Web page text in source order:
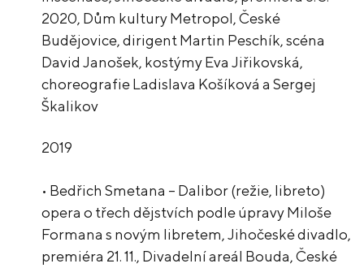
2020, Dům kultury Metropol, České
Budějovice, dirigent Martin Peschík, scéna
David Janošek, kostýmy Eva Jiřikovská,
choreografie Ladislava Košíková a Sergej
Škalikov
2019
• Bedřich Smetana – Dalibor (režie, libreto)
opera o třech dějstvích podle úpravy Miloše
Formana s novým libretem, Jihočeské divadlo,
premiéra 21. 11., Divadelní areál Bouda, České